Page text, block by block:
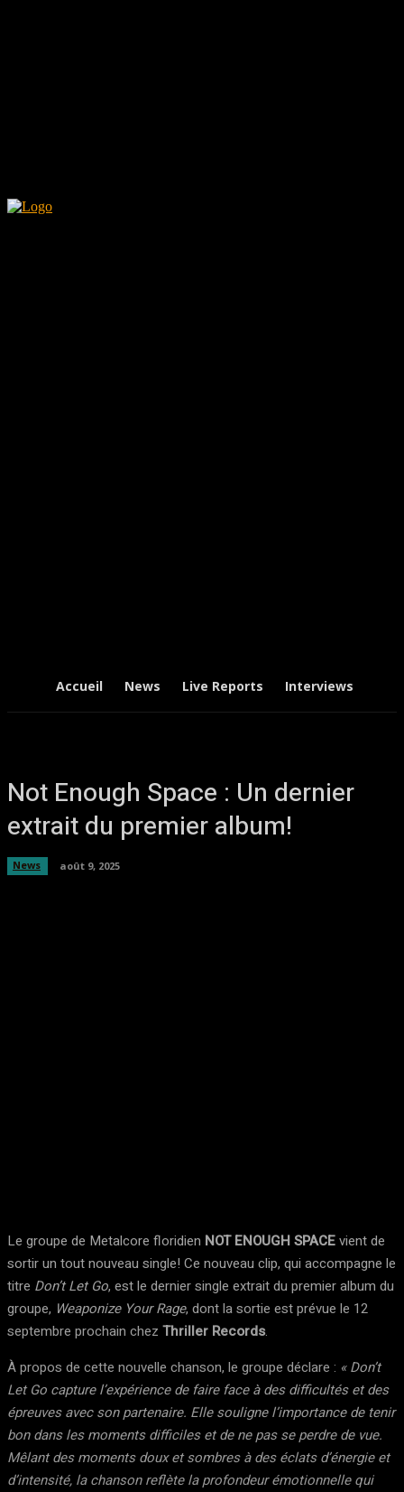
Accueil News Live Reports Interviews
Not Enough Space : Un dernier
extrait du premier album!
News août 9, 2025
Le groupe de Metalcore floridien NOT ENOUGH SPACEvient de
sortir un tout nouveau single! Ce nouveau clip, qui accompagne le
titre Don’t Let Go, est le dernier single extrait du premier album du
groupe, Weaponize Your Rage, dont la sortie est prévue le 12
septembre prochain chez Thriller Records.
À propos de cette nouvelle chanson, le groupe déclare : « Don’t
Let Go capture l’expérience de faire face à des difficultés et des
épreuves avec son partenaire. Elle souligne l’importance de tenir
bon dans les moments difficiles et de ne pas se perdre de vue.
Mêlant des moments doux et sombres à des éclats d’énergie et
d’intensité, la chanson reflète la profondeur émotionnelle qui